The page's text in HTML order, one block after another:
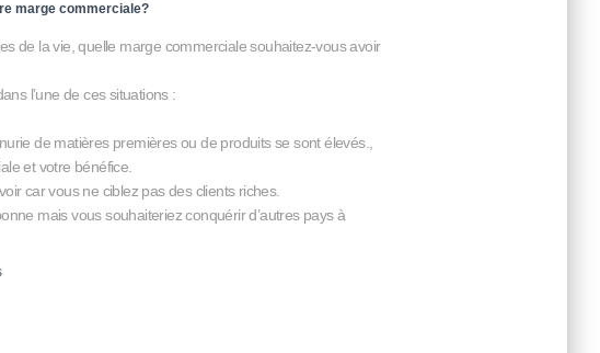
marge commerciale?
de la vie, quelle marge commerciale souhaitez-vous avoir
l’une de ces situations :
de matières premières ou de produits se sont élevés.,
et votre bénéfice.
car vous ne ciblez pas des clients riches.
mais vous souhaiteriez conquérir d’autres pays à